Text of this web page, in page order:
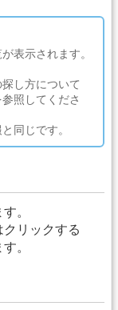
表示されます。
し方について
参照してくださ
同じです。
。
リックする
。